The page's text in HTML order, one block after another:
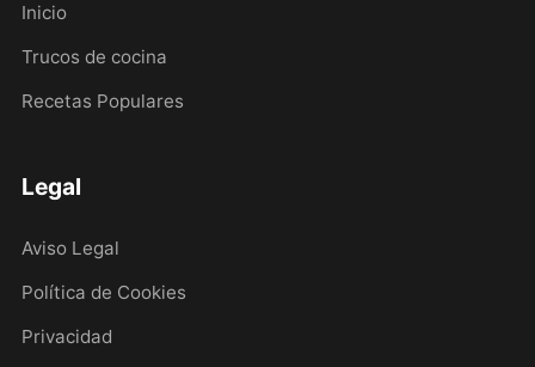
Inicio
Trucos de cocina
Recetas Populares
Legal
Aviso Legal
Política de Cookies
Privacidad